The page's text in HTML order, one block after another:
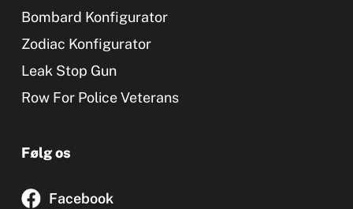
Bombard Konfigurator
Zodiac Konfigurator
Leak Stop Gun
Row For Police Veterans
Følg os
Facebook